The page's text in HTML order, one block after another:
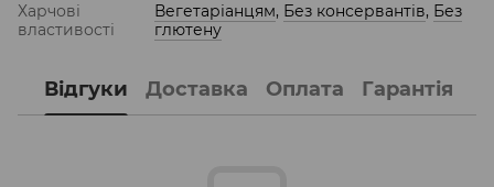
Харчові
властивості
Вегетаріанцям, Без консервантів, Без
глютену
Відгуки Доставка Оплата Гарантія